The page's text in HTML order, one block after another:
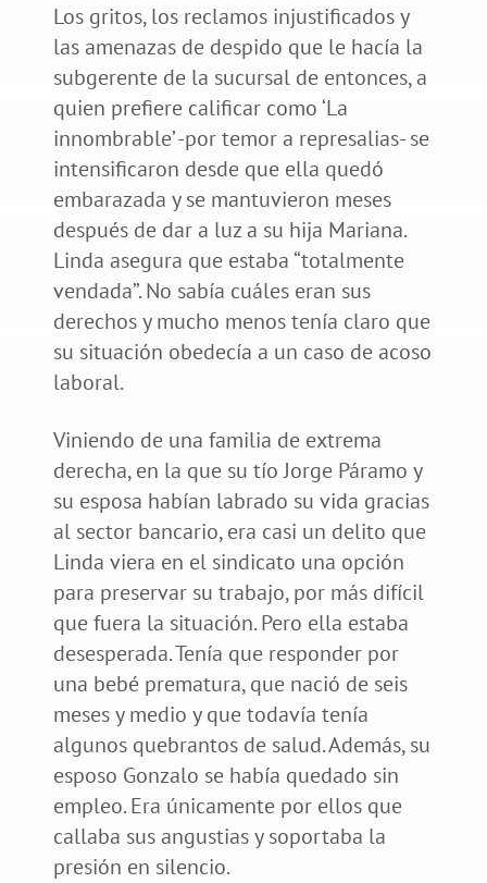
Los gritos, los reclamos injustificados y
las amenazas de despido que le hacía la
subgerente de la sucursal de entonces, a
quien prefiere calificar como ‘La
innombrable’ -por temor a represalias- se
intensificaron desde que ella quedó
embarazada y se mantuvieron meses
después de dar a luz a su hija Mariana.
Linda asegura que estaba “totalmente
vendada”. No sabía cuáles eran sus
derechos y mucho menos tenía claro que
su situación obedecía a un caso de acoso
laboral.
Viniendo de una familia de extrema
derecha, en la que su tío Jorge Páramo y
su esposa habían labrado su vida gracias
al sector bancario, era casi un delito que
Linda viera en el sindicato una opción
para preservar su trabajo, por más difícil
que fuera la situación. Pero ella estaba
desesperada. Tenía que responder por
una bebé prematura, que nació de seis
meses y medio y que todavía tenía
algunos quebrantos de salud. Además, su
esposo Gonzalo se había quedado sin
empleo. Era únicamente por ellos que
callaba sus angustias y soportaba la
presión en silencio.